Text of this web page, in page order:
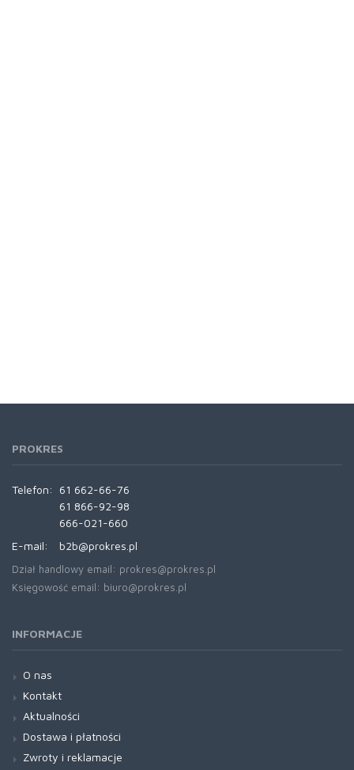
PROKRES
Telefon:
61 662-66-76
61 866-92-98
666-021-660
E-mail:
b2b@prokres.pl
Dział handlowy email: prokres@prokres.pl
Księgowość email: biuro@prokres.pl
INFORMACJE
O nas
Kontakt
Aktualności
Dostawa i płatności
Zwroty i reklamacje